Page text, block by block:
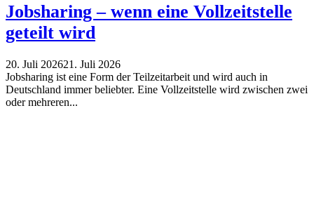
Jobsharing – wenn eine Vollzeitstelle
geteilt wird
20. Juli 202621. Juli 2026
Jobsharing ist eine Form der Teilzeitarbeit und wird auch in
Deutschland immer beliebter. Eine Vollzeitstelle wird zwischen zwei
oder mehreren...